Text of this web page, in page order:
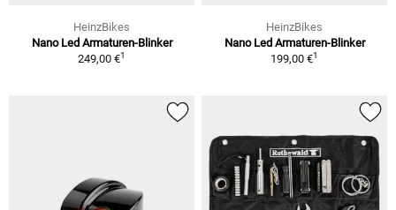
HeinzBikes
Nano Led Armaturen-Blinker
249,00 €1
HeinzBikes
Nano Led Armaturen-Blinker
199,00 €1